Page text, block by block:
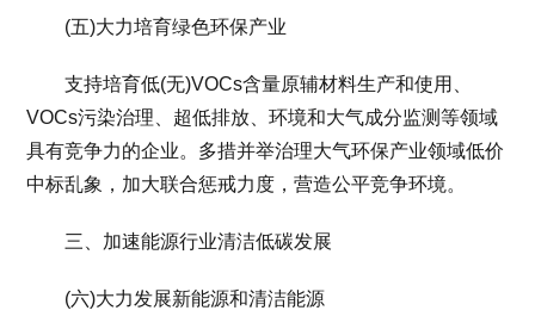
(五)大力培育绿色环保产业
支持培育低(无)VOCs含量原辅材料生产和使用、
VOCs污染治理、超低排放、环境和大气成分监测等领域
具有竞争力的企业。多措并举治理大气环保产业领域低价
中标乱象，加大联合惩戒力度，营造公平竞争环境。
三、加速能源行业清洁低碳发展
(六)大力发展新能源和清洁能源